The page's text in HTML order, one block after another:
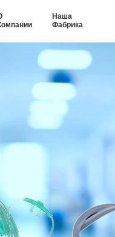
Наша
Фабрика